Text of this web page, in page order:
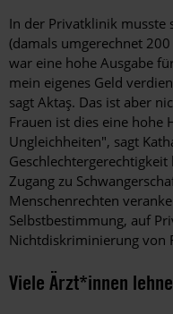
In der Privatklinik musste
(damals umgerechnet
war eine hohe Ausgabe
mein eigenes Geld
sagt Aktaş. Das ist aber
Frauen ist dies eine hohe
Ungleichheiten", sagt
Zugang zu
Menschenrechten
Selbstbestimmung, auf
Nichtdiskriminierung von
Viele Ärzt*innen